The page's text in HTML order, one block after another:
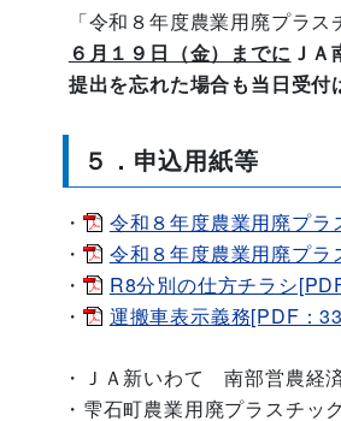
「令和８年度農業用廃プラス
６月１９日（金）までに Ｊ
提出を忘れた場合も当日受付
５．申込用紙等
・ 令和８年度農業用廃プ
・ 令和８年度農業用廃プ
・ R8分別の仕方チラシ
・ 運搬車表示義務[PDF：
・ＪＡ新いわて 南部営農
・雫石町農業用廃プラスチッ